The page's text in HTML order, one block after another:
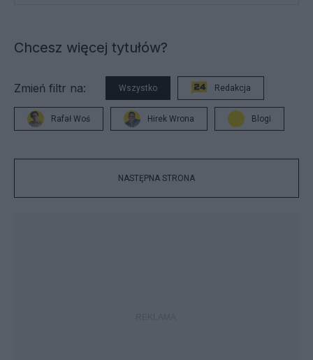
Chcesz więcej tytułów?
Zmień filtr na: Wszystko Redakcja
Rafał Woś Hirek Wrona Blogi
NASTĘPNA STRONA